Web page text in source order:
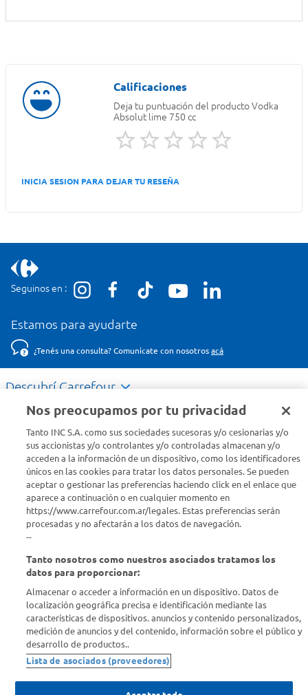
Deja tu puntuación del producto Vodka
Absolut lime 750 cc
INICIA SESION PARA DEJAR TU RESEÑA
Seguinos en :
Estamos para ayudarte
¿Tenés una consulta? Comunicate con nosotros acá
Descubrí Carrefour
Info útil
Comprá Online
Enterate de nuestras ofertas
que nadie.
Provincia
ENVIAR
Nos preocupamos por tu privacidad
Tanto INC S.A. como sus sociedades sucesoras y/o cesionarias y/o
sus accionistas y/o controlantes y/o controladas almacenan y/o
acceden a la información de un dispositivo, como los identificadores
únicos en las cookies para tratar los datos personales. Se pueden
aceptar o gestionar las preferencias haciendo click en el enlace que
aparece a continuación o en cualquier momento en
https://www.carrefour.com.ar/legales. Estas preferencias serán
procesadas y no afectarán a los datos de navegación.
--
Tanto nosotros como nuestros asociados tratamos los
datos para proporcionar:
Almacenar o acceder a información en un dispositivo. Datos de
localización geográfica precisa e identificación mediante las
características de dispositivos. anuncios y contenido personalizados,
medición de anuncios y del contenido, información sobre el público y
desarrollo de productos..
Lista de asociados (proveedores)